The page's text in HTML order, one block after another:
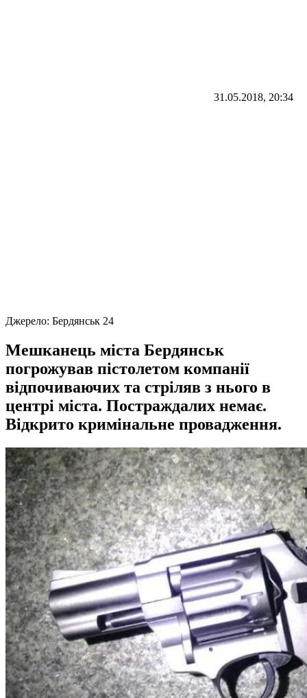
31.05.2018, 20:34
Джерело: Бердянськ 24
Мешканець міста Бердянськ
погрожував пістолетом компанії
відпочиваючих та стріляв з нього в
центрі міста. Постраждалих немає.
Відкрито кримінальне провадження.